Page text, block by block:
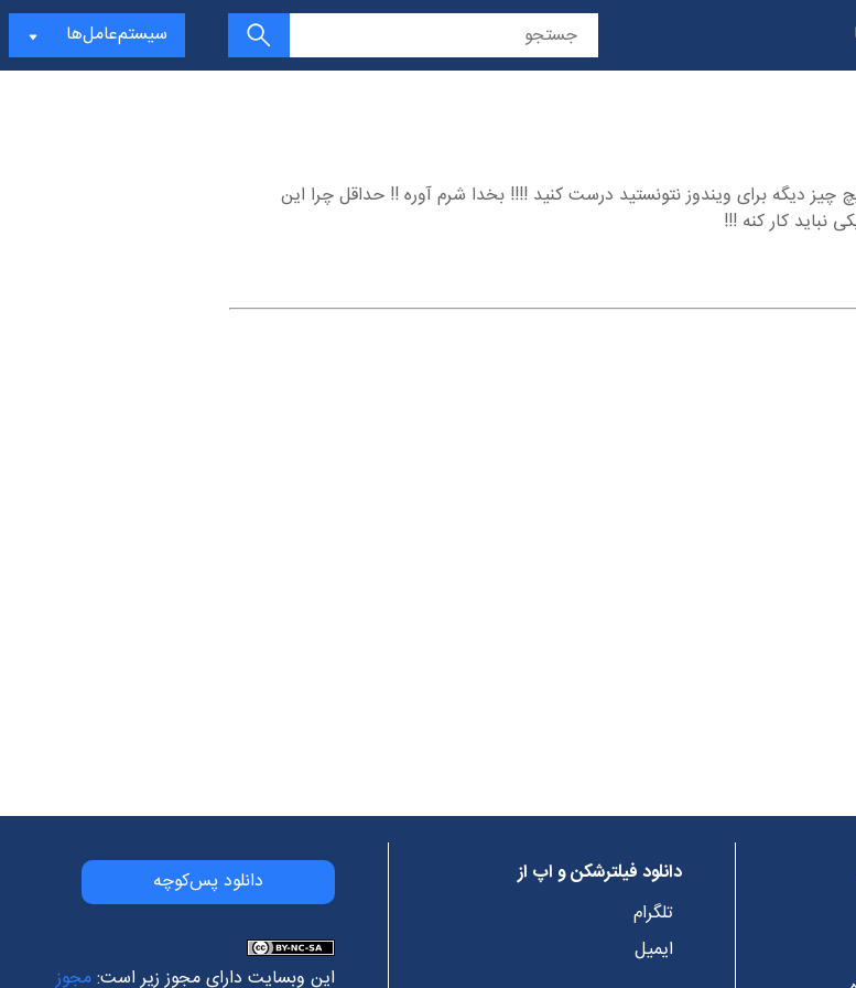
سیستم‌عامل‌ها
چیز دیگه برای ویندوز نتونستید درست کنید !!!! بخدا شرم آوره !! حداقل چرا این
نباید کار کنه !!!
دانلود فیلترشکن و اپ از
تلگرام
ایمیل
دانلود پس‌کوچه
این وبسایت دارای مجوز زیر است:مجوز